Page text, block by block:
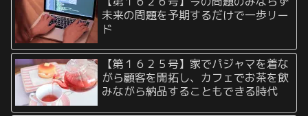
未来の問題を予期するだけで一歩リー
ド
【第１６２５号】家でパジャマを着な
がら顧客を開拓し、カフェでお茶を飲
みながら納品することもできる時代